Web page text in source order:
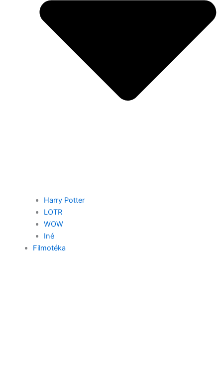
Harry Potter
LOTR
WOW
Iné
Filmotéka